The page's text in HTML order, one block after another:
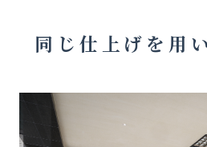
同じ仕上げを用